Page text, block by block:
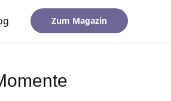
Zum Magazin